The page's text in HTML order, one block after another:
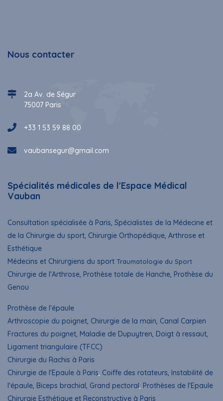
Nous contacter
2a Av. de Ségur
75007 Paris
+33 1 53 59 88 00
vaubansegur@gmail.com
Spécialités médicales de l'Espace Médical
Vauban
Consultation spécialisée à Paris, Spécialistes de la Médecine et
de la Chirurgie du sport, Chirurgie Orthopédique, Arthrose et
Esthétique
Médecins et Chirurgiens du sport Traumatologie du Sport
Chirurgie de l'Arthrose, Prothèse totale de Hanche, Prothèse du
Genou
Prothèse de l'épaule
Arthroscopie du poignet, Chirurgie de la main, Canal Carpien
Fractures du poignet, Maladie de Dupuytren, Doigt à ressaut,
Ligament triangulaire (TFCC)
Chirurgie du Rachis à Paris
Chirurgie de l'Epaule à Paris, Coiffe des rotateurs, Instabilité de
l'épaule, Biceps brachial, Grand pectoral , Prothèses de l'Epaule
Chirurgie Esthétique et Reconstructive à Paris